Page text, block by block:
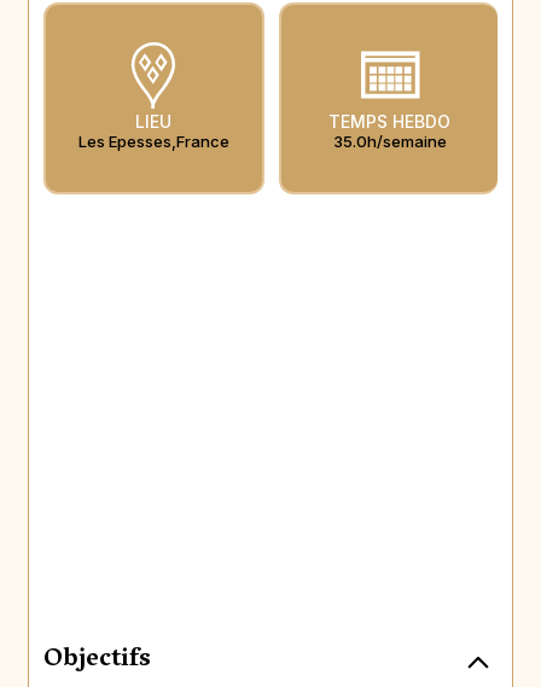
LIEU
Les Epesses,France
TEMPS HEBDO
35.0h/semaine
Objectifs